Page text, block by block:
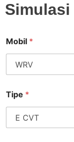
Mobil *
Tipe *